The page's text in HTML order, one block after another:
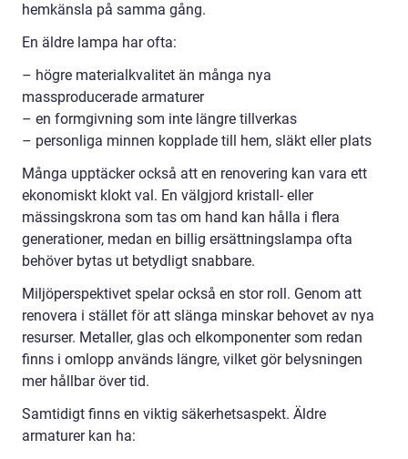
hemkänsla på samma gång.
En äldre lampa har ofta:
– högre materialkvalitet än många nya
massproducerade armaturer
– en formgivning som inte längre tillverkas
– personliga minnen kopplade till hem, släkt eller plats
Många upptäcker också att en renovering kan vara ett
ekonomiskt klokt val. En välgjord kristall- eller
mässingskrona som tas om hand kan hålla i flera
generationer, medan en billig ersättningslampa ofta
behöver bytas ut betydligt snabbare.
Miljöperspektivet spelar också en stor roll. Genom att
renovera i stället för att slänga minskar behovet av nya
resurser. Metaller, glas och elkomponenter som redan
finns i omlopp används längre, vilket gör belysningen
mer hållbar över tid.
Samtidigt finns en viktig säkerhetsaspekt. Äldre
armaturer kan ha: